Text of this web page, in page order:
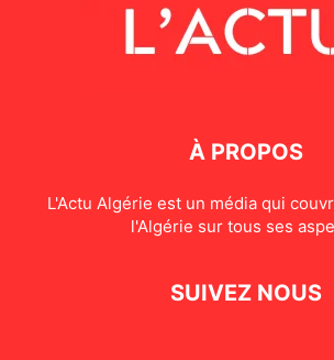
À PROPOS
L'Actu Algérie est un média qui
l'Algérie sur tous ses
SUIVEZ NOUS